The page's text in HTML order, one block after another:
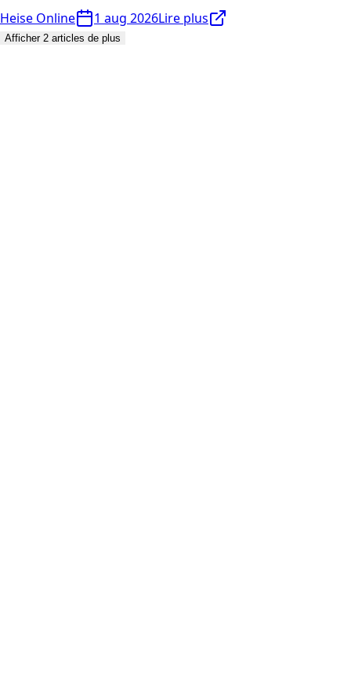
Heise Online
1 aug 2026Lire plus
Afficher 2 articles de plus